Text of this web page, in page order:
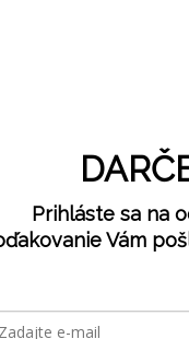
Prihláste sa na
Vám